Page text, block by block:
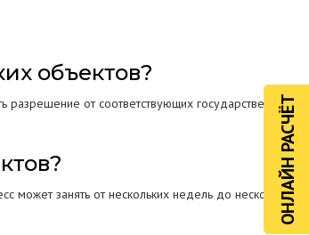
ОНЛАЙН РАСЧЁТ
объектов?
от соответствующих государственных
может занять от нескольких недель до нескольких